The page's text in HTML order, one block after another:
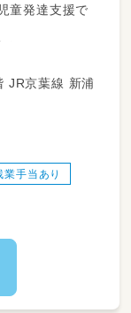
童発達支援で
般をお願いしま
！
がメインのお
サポートをお願
業手当あり